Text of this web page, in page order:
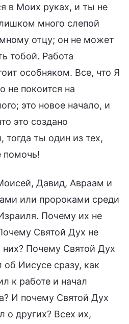
Давид, Авраам и
или пророками среди
Почему их не
Святой Дух не
них? Почему Святой Дух
об Иисусе сразу, как
к работе и начал
И почему Святой Дух
о других? Всех их,